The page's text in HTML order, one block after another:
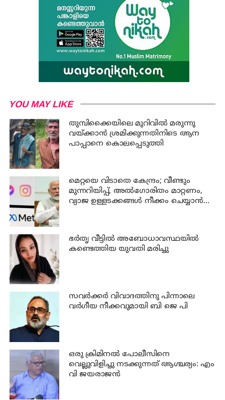
YOU MAY LIKE
തുമ്പിക്കൈയിലെ മുറിവില്‍ മരുന്നു
വയ്ക്കാന്‍ ശ്രമിക്കുന്നതിനിടെ ആന
പാപ്പാനെ കൊലപ്പെടുത്തി
മെറ്റയെ വിടാതെ കേന്ദ്രം; വീണ്ടും
മുന്നറിയിപ്പ്, അൽഗോരിതം മാറ്റണം,
വ്യാജ ഉള്ളടക്കങ്ങൾ നീക്കം ചെയ്യാൻ
ഭര്‍തൃ വീട്ടില്‍ അബോധാവസ്ഥയില്‍
കണ്ടെത്തിയ യുവതി മരിച്ചു
സവര്‍ക്കര്‍ വിവാദത്തിനു പിന്നാലെ
വര്‍ഗീയ നീക്കവുമായി ബി ജെ പി
ഒരു ക്രിമിനല്‍ പോലീസിനെ
വെല്ലുവിളിച്ചു നടക്കുന്നത് ആശ്ചര്യം: എം
വി ജയരാജന്‍